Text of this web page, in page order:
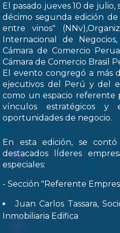
El pasado jueves 10 de
décimo segunda edición
entre vinos"
Internacional de
Cámara de Comercio
Cámara de Comercio Brasil
El evento congregó a más
ejecutivos del Perú y del
como un espacio referente
vínculos estratégicos
oportunidades de negocio.
En esta edición, se
destacados lÍderes
especiales:
- Sección "Referente
Juan Carlos Tassara,
Inmobiliaria Edifica